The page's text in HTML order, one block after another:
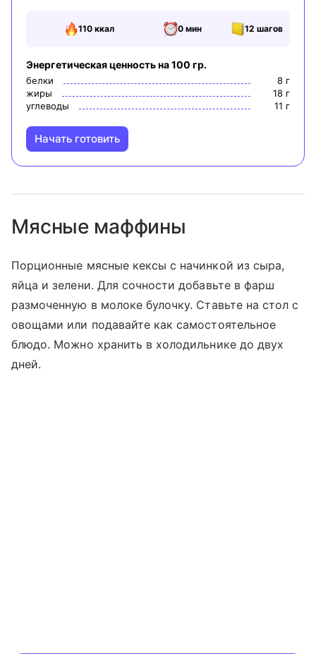
110ккал 0 мин 12 шагов
Энергетическая ценность на 100 гр.
белки 8 г
жиры
18 г
углеводы
11 г
Начать готовить
Мясные маффины
Порционные мясные кексы с начинкой из сыра,
яйца и зелени. Для сочности добавьте в фарш
размоченную в молоке булочку. Ставьте на стол с
овощами или подавайте как самостоятельное
блюдо. Можно хранить в холодильнике до двух
дней.